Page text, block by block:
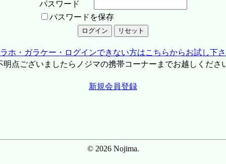
パスワード
パスワードを保存
ホ・ガラケー・ログインできない方はこちらからお試し下
点ございましたらノジマの携帯コーナーまでお越しくださ
新規会員登録
© 2026 Nojima.